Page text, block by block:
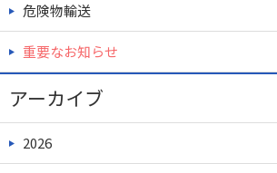
危険物輸送
重要なお知らせ
アーカイブ
2026